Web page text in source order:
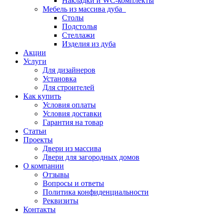
Мебель из массива дуба
Столы
Подстолья
Стеллажи
Изделия из дуба
Акции
Услуги
Для дизайнеров
Установка
Для строителей
Как купить
Условия оплаты
Условия доставки
Гарантия на товар
Статьи
Проекты
Двери из массива
Двери для загородных домов
О компании
Отзывы
Вопросы и ответы
Политика конфиденциальности
Реквизиты
Контакты